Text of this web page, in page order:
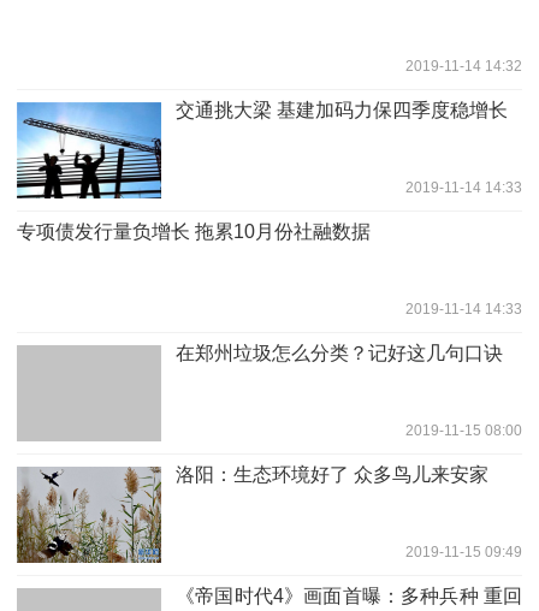
2019-11-14 14:32
交通挑大梁 基建加码力保四季度稳增长
2019-11-14 14:33
专项债发行量负增长 拖累10月份社融数据
2019-11-14 14:33
在郑州垃圾怎么分类？记好这几句口诀
2019-11-15 08:00
洛阳：生态环境好了 众多鸟儿来安家
2019-11-15 09:49
《帝国时代4》画面首曝：多种兵种 重回